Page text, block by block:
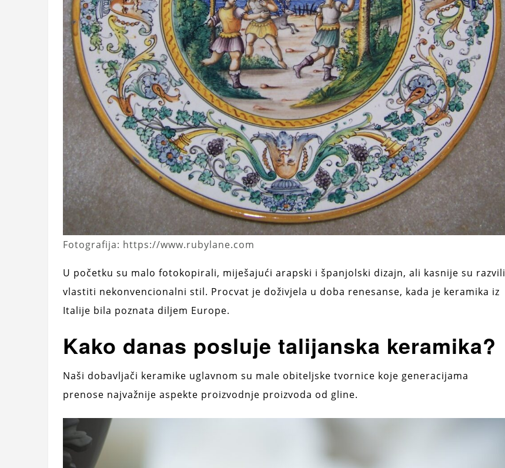
Fotografija: https://www.rubylane.com
U početku su malo fotokopirali, miješajući arapski i španjolski dizajn, ali kasnije su razvili
vlastiti nekonvencionalni stil. Procvat je doživjela u doba renesanse, kada je keramika iz
Italije bila poznata diljem Europe.
Kako danas posluje talijanska keramika?
Naši dobavljači keramike uglavnom su male obiteljske tvornice koje generacijama
prenose najvažnije aspekte proizvodnje proizvoda od gline.